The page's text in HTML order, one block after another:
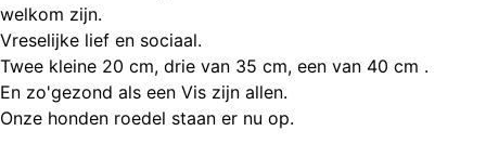
welkom zijn.
Vreselijke lief en sociaal.
Twee kleine 20 cm, drie van 35 cm, een van 40 cm .
En zo'gezond als een Vis zijn allen.
Onze honden roedel staan er nu op.